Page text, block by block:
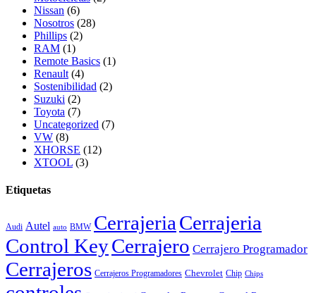
Nissan (6)
Nosotros (28)
Phillips (2)
RAM (1)
Remote Basics (1)
Renault (4)
Sostenibilidad (2)
Suzuki (2)
Toyota (7)
Uncategorized (7)
VW (8)
XHORSE (12)
XTOOL (3)
Etiquetas
Audi Autel auto BMW Cerrajeria Cerrajeria
Control KeyCerrajero Cerrajero Programador
Cerrajeros Cerrajeros Programadores Chevrolet Chip Chips